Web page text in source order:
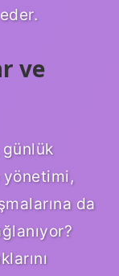
ve
yönetimi,
da